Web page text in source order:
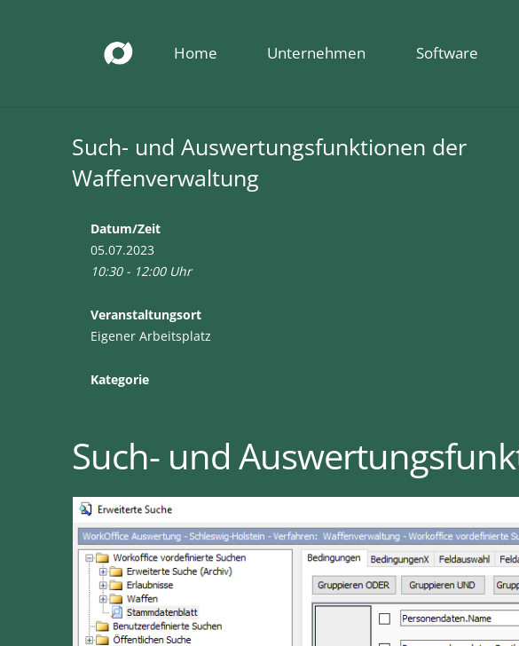
Home Unternehmen Software
Such- und Auswertungsfunktionen der
Waffenverwaltung
Datum/Zeit
05.07.2023
10:30 - 12:00 Uhr
Veranstaltungsort
Eigener Arbeitsplatz
Kategorie
Such- und